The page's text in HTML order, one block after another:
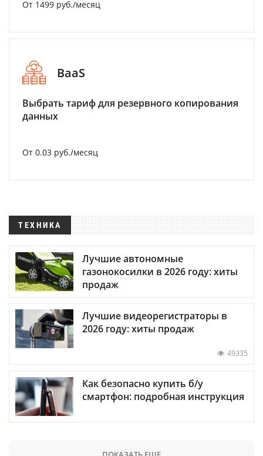
От 1499 руб./месяц
BaaS
Выбрать тариф для резервного копирования
данных
От 0.03 руб./месяц
ТЕХНИКА
Лучшие автономные
газонокосилки в 2026 году: хиты
продаж
Лучшие видеорегистраторы в
2026 году: хиты продаж
49335
Как безопасно купить б/у
смартфон: подробная инструкция